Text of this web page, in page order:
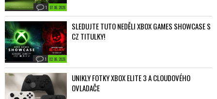
07. 06. 2026
1
02. 06. 2026
1
SLEDUJTE TUTO NEDĚLI XBOX GAMES SHOWCASE S
CZ TITULKY!
UNIKLY FOTKY XBOX ELITE 3 A CLOUDOVÉHO
OVLADAČE